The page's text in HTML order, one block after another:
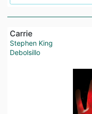
Carrie
Stephen King
Debolsillo